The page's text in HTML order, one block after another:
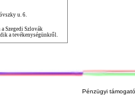
u. 6.
Szegedi Szlovák
a tevékenységünkről.
Pénzügyi